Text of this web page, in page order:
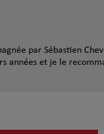
par Sébastien
années et je le
à l’écoute, disponible, au